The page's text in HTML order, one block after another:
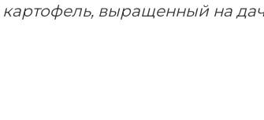
выращенный на